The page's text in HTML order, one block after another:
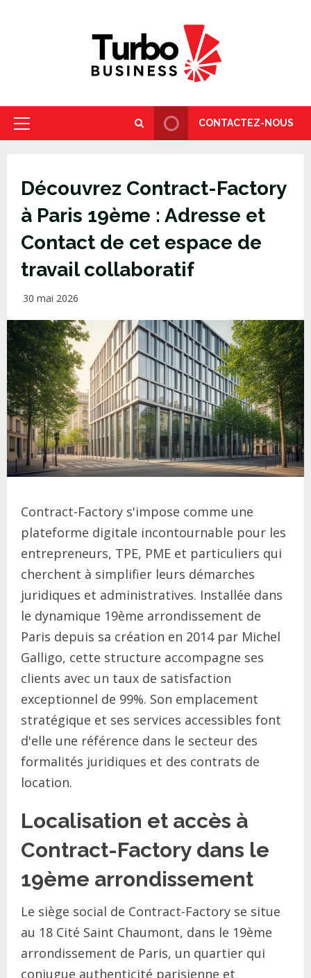
Primary
CONTACTEZ-NOUS
Découvrez Contract-Factory
à Paris 19ème : Adresse et
Contact de cet espace de
travail collaboratif
30 mai 2026
Contract-Factory s'impose comme une
plateforme digitale incontournable pour les
entrepreneurs, TPE, PME et particuliers qui
cherchent à simplifier leurs démarches
juridiques et administratives. Installée dans
le dynamique 19ème arrondissement de
Paris depuis sa création en 2014 par Michel
Galligo, cette structure accompagne ses
clients avec un taux de satisfaction
exceptionnel de 99%. Son emplacement
stratégique et ses services accessibles font
d'elle une référence dans le secteur des
formalités juridiques et des contrats de
location.
Localisation et accès à
Contract-Factory dans le
19ème arrondissement
Le siège social de Contract-Factory se situe
au 18 Cité Saint Chaumont, dans le 19ème
arrondissement de Paris, un quartier qui
conjugue authenticité parisienne et